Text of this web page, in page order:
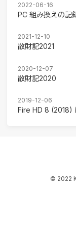
2022-06-16
PC 組み換えの記
2021-12-10
散財記2021
2020-12-07
散財記2020
2019-12-06
Fire HD 8 (2018)
© 2022